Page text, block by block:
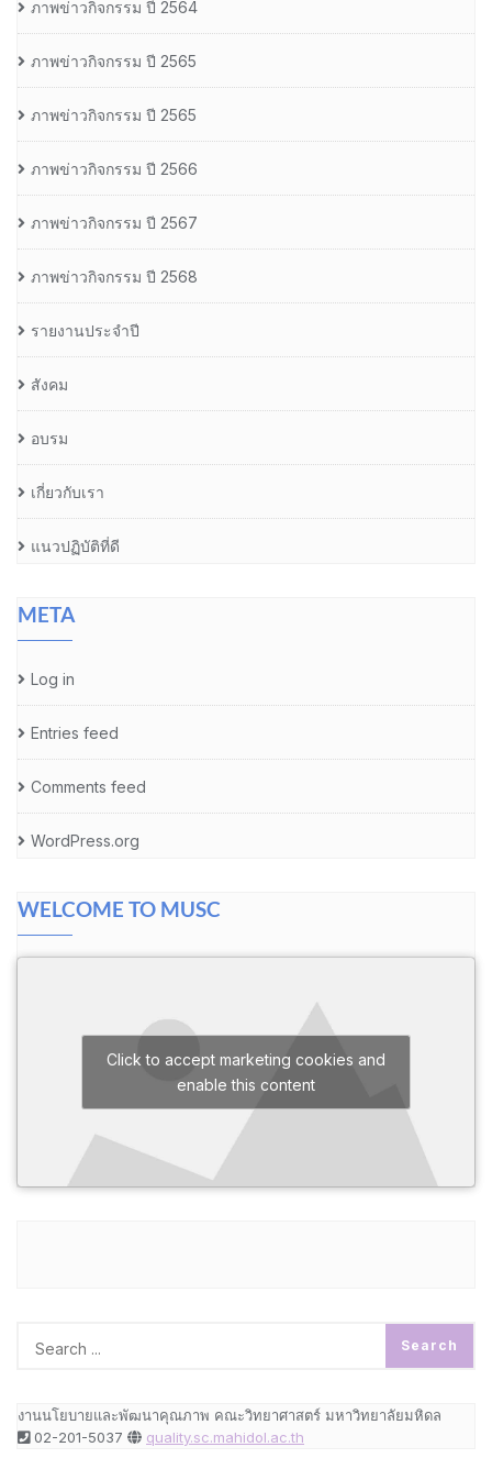
ภาพข่าวกิจกรรม ปี 2564
ภาพข่าวกิจกรรม ปี 2565
ภาพข่าวกิจกรรม ปี 2565
ภาพข่าวกิจกรรม ปี 2566
ภาพข่าวกิจกรรม ปี 2567
ภาพข่าวกิจกรรม ปี 2568
รายงานประจำปี
สังคม
อบรม
เกี่ยวกับเรา
แนวปฏิบัติที่ดี
META
Log in
Entries feed
Comments feed
WordPress.org
WELCOME TO MUSC
Click to accept marketing cookies and
enable this content
งานนโยบายและพัฒนาคุณภาพ คณะวิทยาศาสตร์ มหาวิทยาลัยมหิดล
02-201-5037
quality.sc.mahidol.ac.th